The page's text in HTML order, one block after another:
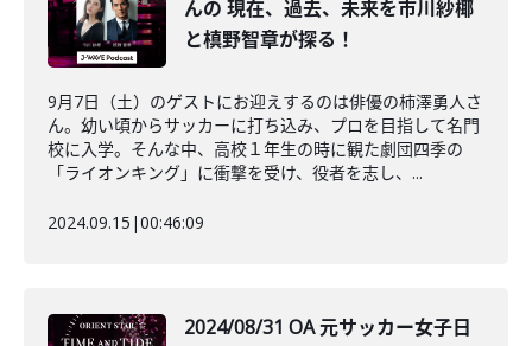
んの 現在、過去、未来を市川紗椰
と槙野智章が探る！
9月7日（土）のゲストにお迎えするのは俳優の柿澤勇人さ
ん。幼い頃からサッカーに打ち込み、プロを目指して名門
校に入学。そんな中、高校１年生の時に観た劇団四季の
「ライオンキング」に衝撃を受け、役者を志し、...
2024.09.15 |00:46:09
2024/08/31 OA 元サッカー女子日